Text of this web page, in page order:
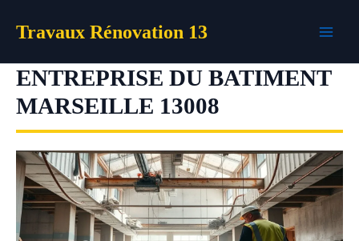
Travaux Rénovation 13
ENTREPRISE DU BATIMENT
MARSEILLE 13008